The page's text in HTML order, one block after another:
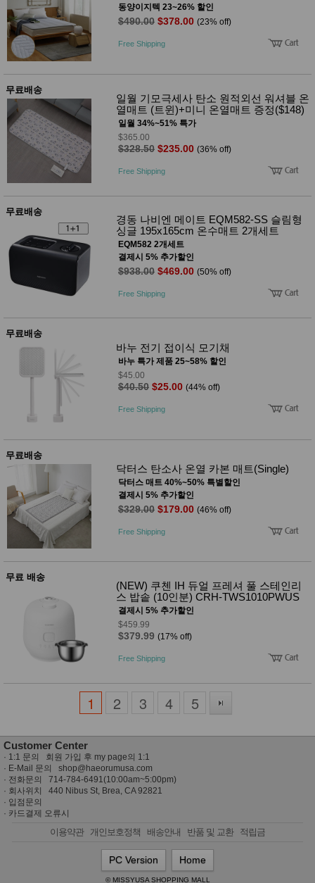
동양이지텍 23~26% 할인
$490.00 $378.00 (23% off)
Free Shipping
무료배송
일월 기모극세사 탄소 원적외선 워셔블 온
열매트 (트윈)+미니 온열매트 증정($148)
일월 34%~51% 특가
$365.00
$328.50 $235.00 (36% off)
Free Shipping
무료배송
경동 나비엔 메이트 EQM582-SS 슬림형
싱글 195x165cm 온수매트 2개세트
EQM582 2개세트
결제시 5% 추가할인
$938.00 $469.00 (50% off)
Free Shipping
무료배송
바누 전기 접이식 모기채
바누 특가 제품 25~58% 할인
$45.00
$40.50 $25.00 (44% off)
Free Shipping
무료배송
닥터스 탄소사 온열 카본 매트(Single)
닥터스 매트 40%~50% 특별할인
결제시 5% 추가할인
$329.00 $179.00 (46% off)
Free Shipping
무료 배송
(NEW) 쿠첸 IH 듀얼 프레셔 풀 스테인리
스 밥솥 (10인분) CRH-TWS1010PWUS
결제시 5% 추가할인
$459.99
$379.99 (17% off)
Free Shipping
1 2 3 4 5
Customer Center
· 1:1 문의 회원 가입 후 my page의 1:1
· E-Mail 문의 shop@haeorumusa.com
· 전화문의 714-784-6491(10:00am~5:00pm)
· 회사위치 440 Nibus St, Brea, CA 92821
· 입점문의
· 카드결제 오류시
이용약관 개인보호정책 배송안내 반품 및 교환 적립금
PC Version Home
© MISSYUSA SHOPPING MALL